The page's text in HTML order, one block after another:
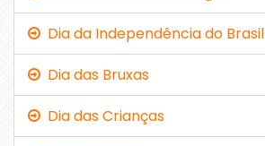
Dia da Independência do Brasil
Dia das Bruxas
Dia das Crianças